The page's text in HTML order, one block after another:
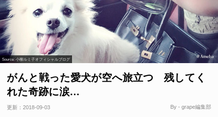
Source: 小柳ルミ子オフィシャルブログ
がんと戦った愛犬が空へ旅立つ 残してく
れた奇跡に涙…
更新： 2018-09-03 By - grape編集部